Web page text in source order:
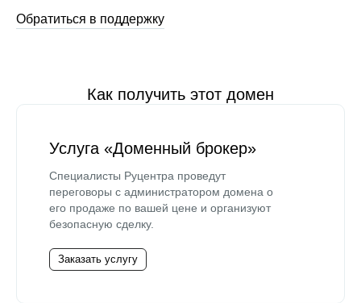
Обратиться в поддержку
Как получить этот домен
Услуга «Доменный брокер»
Специалисты Руцентра проведут
переговоры с администратором домена о
его продаже по вашей цене и организуют
безопасную сделку.
Заказать услугу